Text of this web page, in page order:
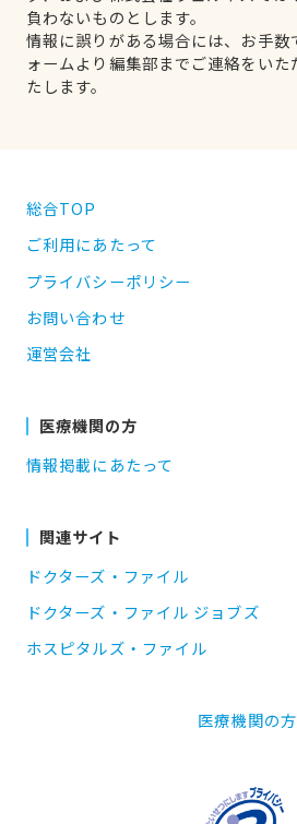
負わないものとします。
情報に誤りがある場合には、お手数
ォームより編集部までご連絡をい
たします。
総合TOP
ご利用にあたって
プライバシーポリシー
お問い合わせ
運営会社
医療機関の方
情報掲載にあたって
関連サイト
ドクターズ・ファイル
ドクターズ・ファイル ジョブズ
ホスピタルズ・ファイル
医療機関の